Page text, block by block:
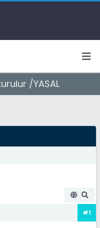
/YASAL
#1